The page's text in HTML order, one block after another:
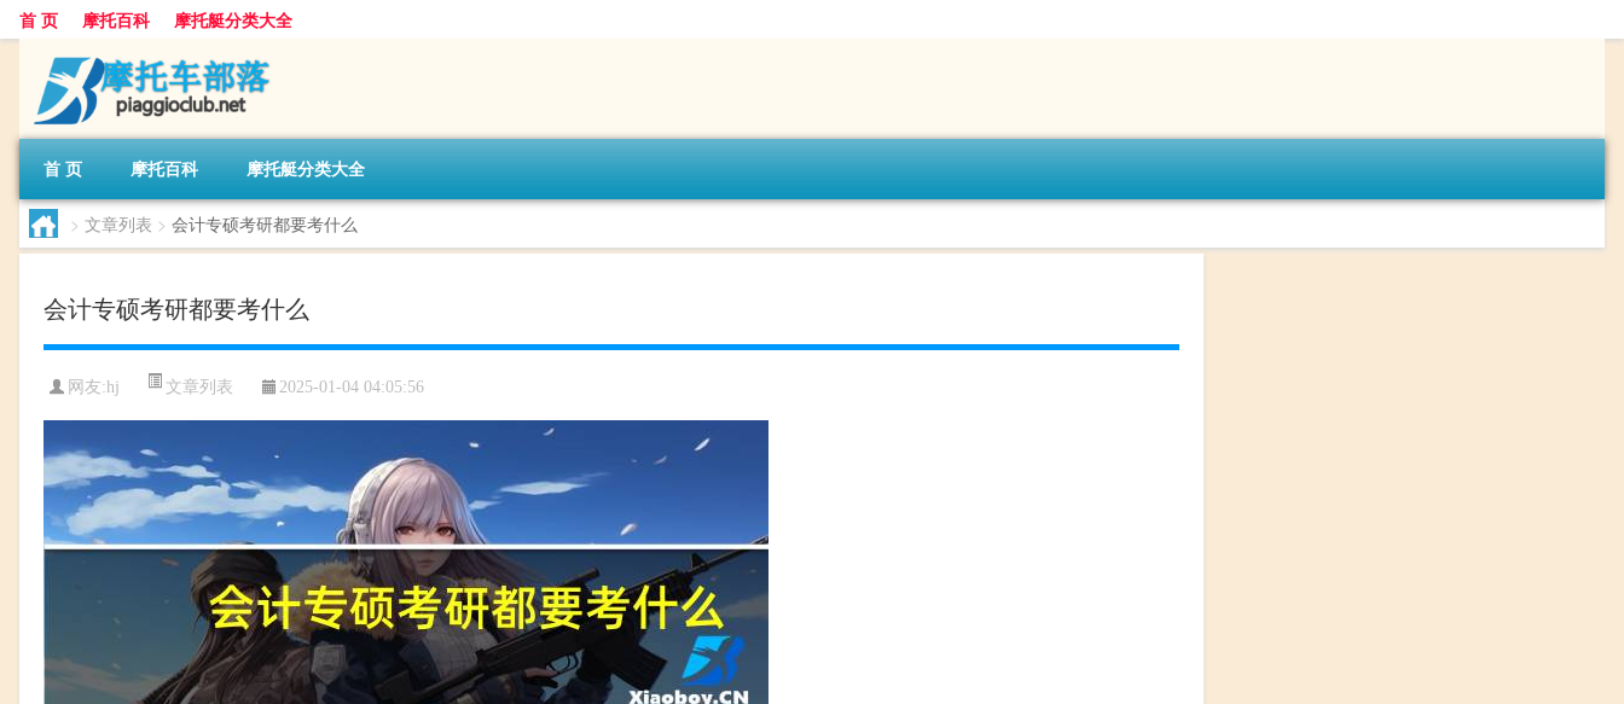
首 页 摩托百科 摩托艇分类大全
首 页 摩托百科 摩托艇分类大全
> 文章列表 > 会计专硕考研都要考什么
会计专硕考研都要考什么
网友:hj 文章列表 2025-01-04 04:05:56